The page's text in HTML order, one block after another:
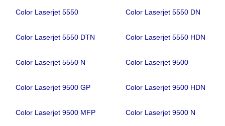
Color Laserjet 5550 Color Laserjet 5550 DN
Color Laserjet 5550 DTN Color Laserjet 5550 HDN
Color Laserjet 5550 N Color Laserjet 9500
Color Laserjet 9500 GP Color Laserjet 9500 HDN
Color Laserjet 9500 MFP Color Laserjet 9500 N